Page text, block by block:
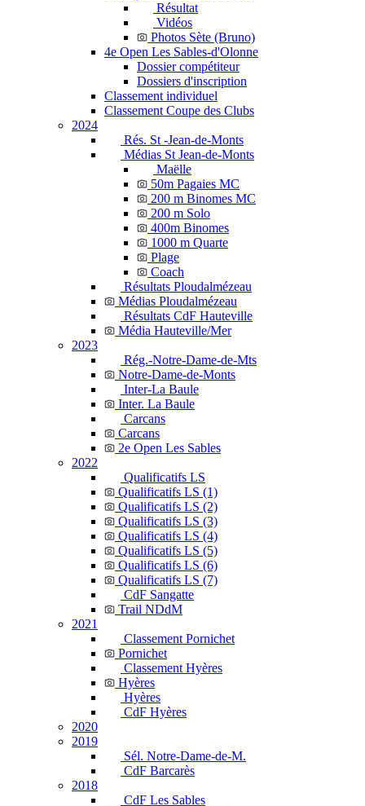
Résultat
Vidéos
Photos Sète (Bruno)
4e Open Les Sables-d'Olonne
Dossier compétiteur
Dossiers d'inscription
Classement individuel
Classement Coupe des Clubs
2024
Rés. St -Jean-de-Monts
Médias St Jean-de-Monts
Maëlle
50m Pagaies MC
200 m Binomes MC
200 m Solo
400m Binomes
1000 m Quarte
Plage
Coach
Résultats Ploudalmézeau
Médias Ploudalmézeau
Résultats CdF Hauteville
Média Hauteville/Mer
2023
Rég.-Notre-Dame-de-Mts
Notre-Dame-de-Monts
Inter-La Baule
Inter. La Baule
Carcans
Carcans
2e Open Les Sables
2022
Qualificatifs LS
Qualificatifs LS (1)
Qualificatifs LS (2)
Qualificatifs LS (3)
Qualificatifs LS (4)
Qualificatifs LS (5)
Qualificatifs LS (6)
Qualificatifs LS (7)
CdF Sangatte
Trail NDdM
2021
Classement Pornichet
Pornichet
Classement Hyères
Hyères
Hyères
CdF Hyères
2020
2019
Sél. Notre-Dame-de-M.
CdF Barcarès
2018
CdF Les Sables